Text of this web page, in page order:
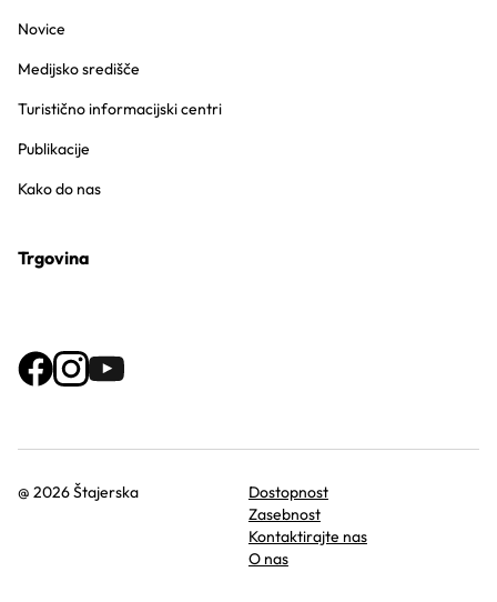
Novice
Medijsko središče
Turistično informacijski centri
Publikacije
Kako do nas
Trgovina
@ 2026 Štajerska
Dostopnost
Zasebnost
Kontaktirajte nas
O nas